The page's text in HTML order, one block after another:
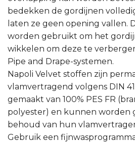
bedekken de gordijnen
laten ze geen opening vallen.
worden gebruikt om het
wikkelen om deze te
Pipe and Drape-systemen.
Napoli Velvet stoffen zijn
vlamvertragend volgens DIN
gemaakt van 100% PES FR
polyester) en kunnen worden
behoud van hun
Gebruik een